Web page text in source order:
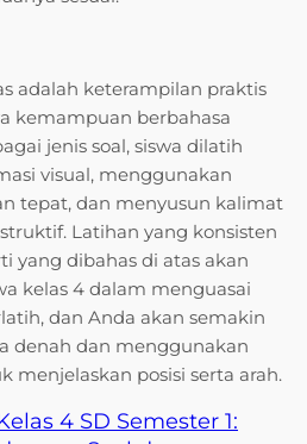
adalah keterampilan praktis
kemampuan berbahasa
jenis soal, siswa dilatih
visual, menggunakan
tepat, dan menyusun kalimat
Latihan yang konsisten
yang dibahas di atas akan
kelas 4 dalam menguasai
dan Anda akan semakin
denah dan menggunakan
menjelaskan posisi serta arah.
4 SD Semester 1: